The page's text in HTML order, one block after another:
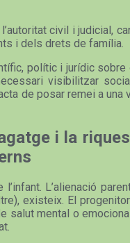
civil i judicial,
i dels drets de família.
polític i jurídic sobre
visibilitzar
de posar remei a
i la
L’alienació
existeix. El
mental o